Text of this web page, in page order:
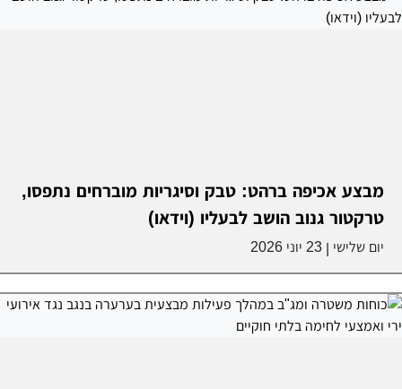
מבצע אכיפה ברהט: טבק וסיגריות מוברחים נתפסו,
טרקטור גנוב הושב לבעליו (וידאו)
יום שלישי 23 יוני 2026